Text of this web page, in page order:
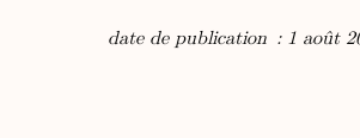
date de publication : 1 août